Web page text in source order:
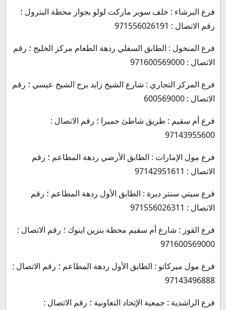
فرع البرشاء : خلف سوبر ماركت لولو بجوار محطة البترول ؛
رقم الاتصال : 971556026191
فرع المنخول : الطابق السفلي ردهة الطعام مركز الخليج ؛ رقم
الاتصال : 971600569000
فرع المركز التجاري : شارع الشيخ زايد برج الشيخ عيسي ؛ رقم
الاتصال : 600569000
فرع أم سقيم : طريق شاطئ جميرا ؛ رقم الاتصال :
97143955600
فرع مول الإمارات : الطابق الأرضي ردهة المطاعم ؛ رقم
الاتصال : 97142951611
فرع سيتي سنتر ديرة : الطابق الأول ردهة المطاعم ؛ رقم
الاتصال : 971556026311
فرع القوز : شارع أم سقيم محطة بنزين اينوك ؛ رقم الاتصال :
971600569000
فرع مول ميركاتو : الطابق الأول ردهة المطاعم ؛ رقم الاتصال :
97143496888
فرع الراشدية : جمعية الإتحاد التعاونية ؛ رقم الاتصال :